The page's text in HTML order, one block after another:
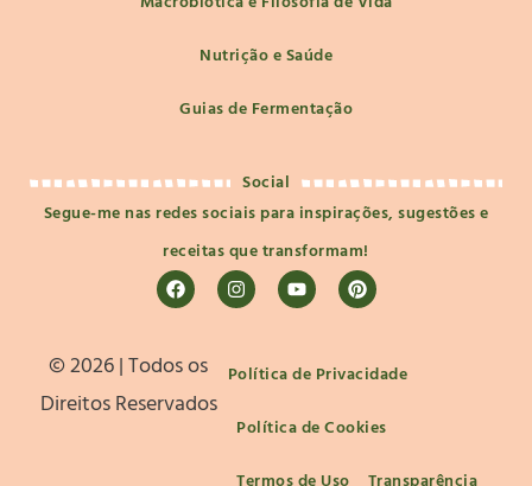
Nutrição e Saúde
Guias de Fermentação
Social
Segue-me nas redes sociais para inspirações, sugestões e
receitas que transformam!
©️ 2026 | Todos os
Direitos Reservados
Política de Privacidade
Política de Cookies